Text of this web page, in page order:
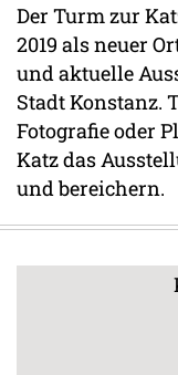
Der Turm zur
2019 als neuer
und aktuelle
Stadt Konstanz.
Fotografie oder
Katz das
und bereichern.